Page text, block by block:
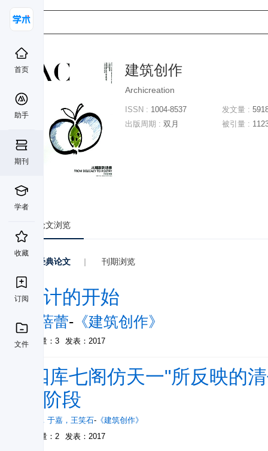
首页
助手
期刊
学者
收藏
订阅
文件
建筑创作
Archicreation
ISSN : 1004-8537
出版周期 : 双月
发文量 :
被引量 :
论文浏览
经典论文 | 刊期浏览
设计的开始
范蓓蕾- 《建筑创作》
被引量：3 发表：2017
"四库七阁仿天一"所反映的
个阶段
， 于嘉 ， 王笑石- 《建筑创作》
被引量：2
发表：2017